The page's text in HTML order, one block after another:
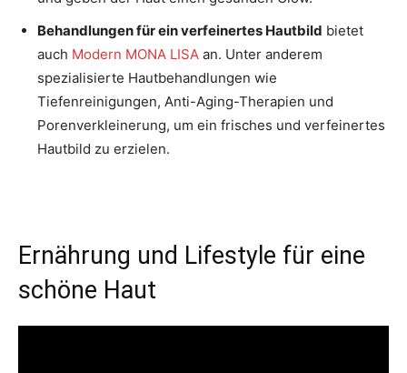
Behandlungen für ein verfeinertes Hautbild bietet
auch Modern MONA LISA an. Unter anderem
spezialisierte Hautbehandlungen wie
Tiefenreinigungen, Anti-Aging-Therapien und
Porenverkleinerung, um ein frisches und verfeinertes
Hautbild zu erzielen.
Ernährung und Lifestyle für eine
schöne Haut